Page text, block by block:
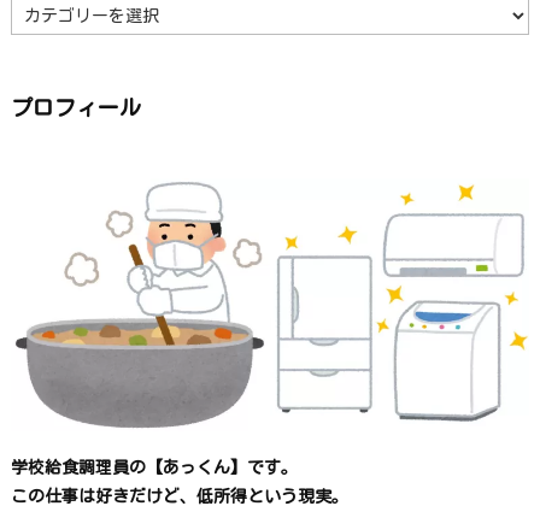
テ
ゴ
ら
探
プロフィール
学校給食調理員の【あっくん】です。
この仕事は好きだけど、 低所得という現実。